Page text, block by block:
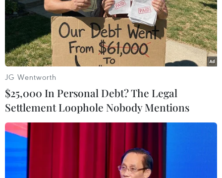
Lợi suất trái phiếu kỳ hạn 10 năm của Đức
cao nhất trong hai tháng
JG Wentworth
$25,000 In Personal Debt? The Legal
Settlement Loophole Nobody Mentions